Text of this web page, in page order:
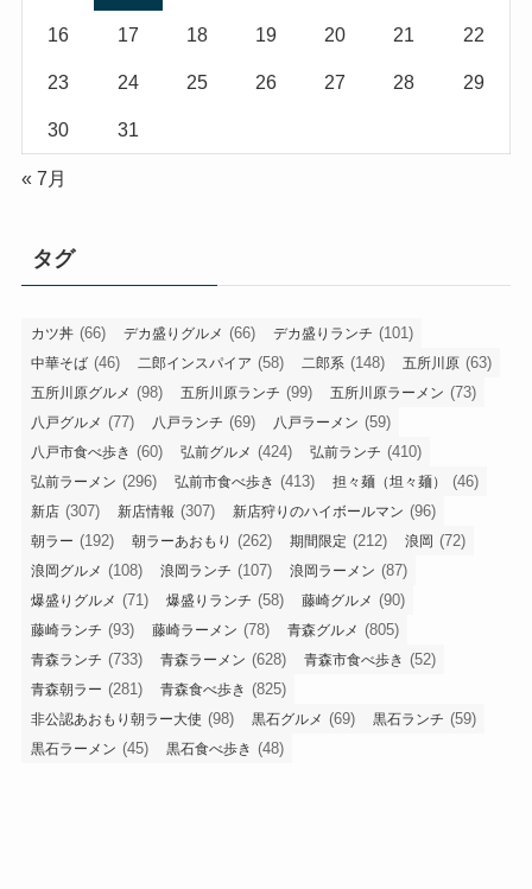
16 17 18 19 20 21 22
23 24 25 26 27 28 29
30 31
« 7月
タグ
カツ丼 (66) デカ盛りグルメ (66) デカ盛りランチ (101)
中華そば (46) 二郎インスパイア (58) 二郎系 (148) 五所川原 (63)
五所川原グルメ (98) 五所川原ランチ (99) 五所川原ラーメン (73)
八戸グルメ (77) 八戸ランチ (69) 八戸ラーメン (59)
八戸市食べ歩き (60) 弘前グルメ (424) 弘前ランチ (410)
弘前ラーメン (296) 弘前市食べ歩き (413) 担々麺（坦々麺） (46)
新店 (307) 新店情報 (307) 新店狩りのハイボールマン (96)
朝ラー (192) 朝ラーあおもり (262) 期間限定 (212) 浪岡 (72)
浪岡グルメ (108) 浪岡ランチ (107) 浪岡ラーメン (87)
爆盛りグルメ (71) 爆盛りランチ (58) 藤崎グルメ (90)
藤崎ランチ (93) 藤崎ラーメン (78) 青森グルメ (805)
青森ランチ (733) 青森ラーメン (628) 青森市食べ歩き (52)
青森朝ラー (281) 青森食べ歩き (825)
非公認あおもり朝ラー大使 (98) 黒石グルメ (69) 黒石ランチ (59)
黒石ラーメン (45) 黒石食べ歩き (48)